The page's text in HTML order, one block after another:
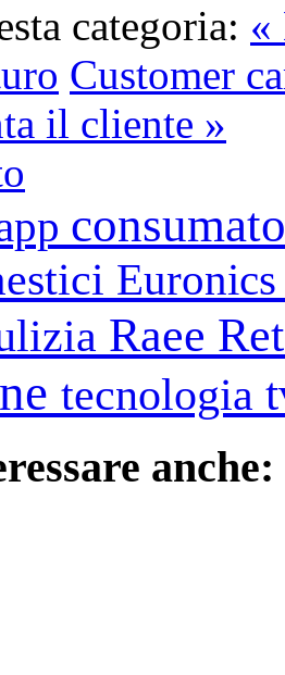
categoria: «
Customer
il cliente »
Raee
tecnologia
anche: